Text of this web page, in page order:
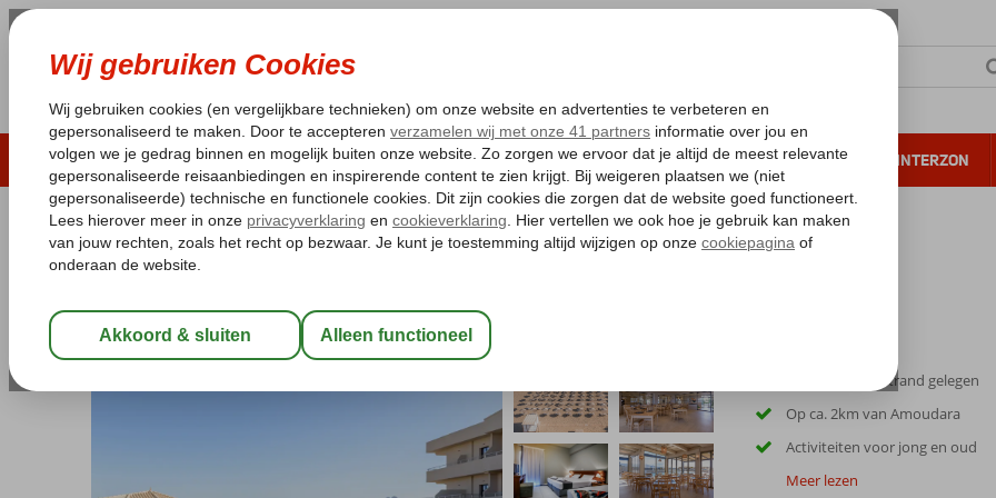
LAST MINUTE ZOMER 2026 ZONVAKANTIE VERRE REIZEN ALL INCLUSIVE WINTERZON
Pakketgarantie Laagsteprijsgarantie* Gratis annuleren*
Home
Griekenland Kreta
Neptuno Beach
All Inclusive Hotel
Direct aan het strand gelegen
Op ca. 2km van Amoudara
Activiteiten voor jong en oud
Meer lezen